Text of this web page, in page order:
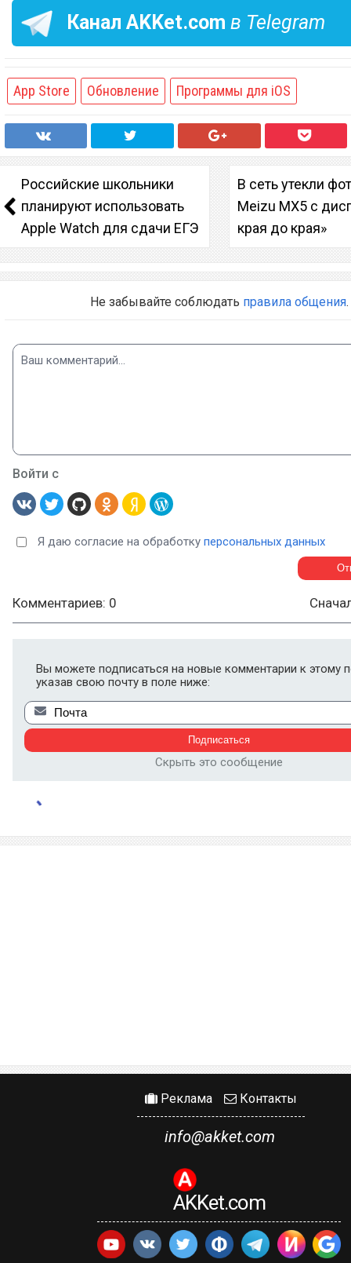
Канал AKKet.com в Telegram
App Store Обновление Программы для iOS
Российские школьники
планируют использовать
Apple Watch для сдачи ЕГЭ
В сеть утекли
Meizu MX5 с
края до края»
Не забывайте соблюдать правила общения.
Войти с
Я даю согласие на обработку персональных данных
Комментариев: 0
Вы можете подписаться на новые комментарии к этому
указав свою почту в поле ниже:
Скрыть это сообщение
Реклама Контакты
info@akket.com
AKKet.com